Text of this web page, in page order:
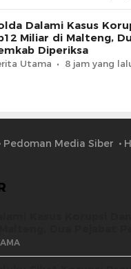
Dalami Kasus
Miliar di Malteng,
Diperiksa
Utama 8 jam yang
Pedoman Media Siber